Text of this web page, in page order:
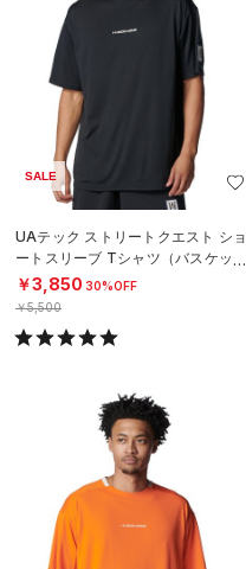
SALE
UAテック ストリートクエスト ショ
ートスリーブ Tシャツ（バスケット
ボール/MEN）
￥3,850 30%OFF
￥5,500